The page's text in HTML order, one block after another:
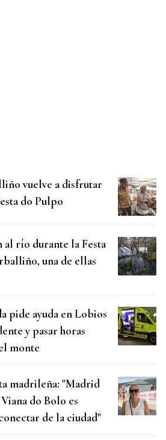
vuelve a disfrutar
do Pulpo
al río durante la Festa
una de ellas
pide ayuda en Lobios
y pasar horas
monte
madrileña: "Madrid
do Bolo es
de la ciudad"